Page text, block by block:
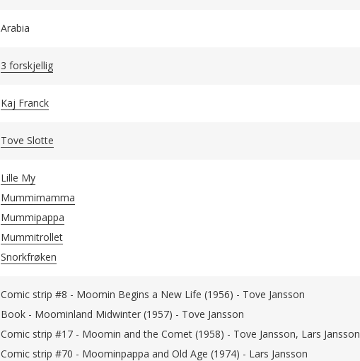
Arabia
3 forskjellig
Kaj Franck
Tove Slotte
Lille My
Mummimamma
Mummipappa
Mummitrollet
Snorkfrøken
Comic strip #8 - Moomin Begins a New Life (1956) - Tove Jansson
Book - Moominland Midwinter (1957) - Tove Jansson
Comic strip #17 - Moomin and the Comet (1958) - Tove Jansson, Lars Jansson
Comic strip #70 - Moominpappa and Old Age (1974) - Lars Jansson